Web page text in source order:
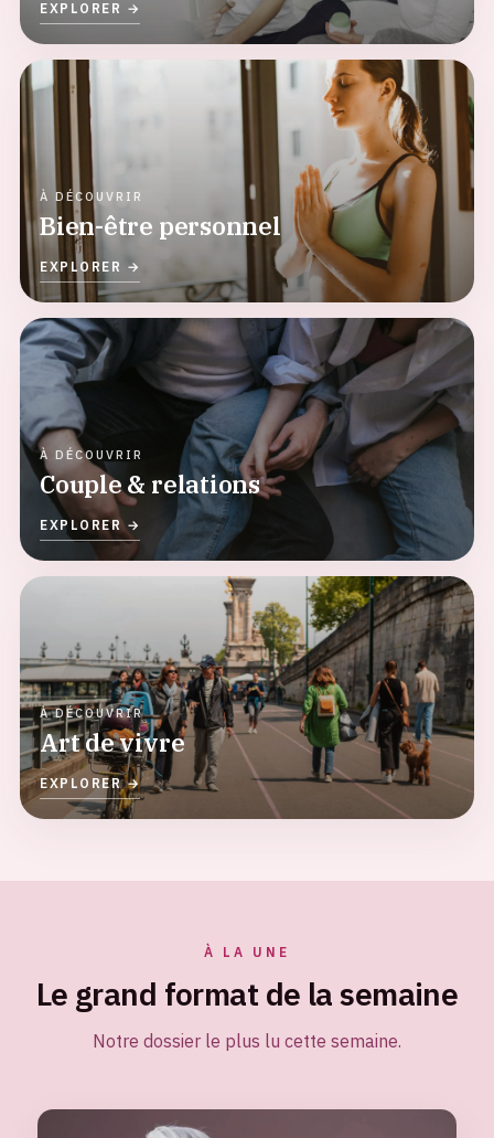
Bien-être personnel
Couple & relations
Art de vivre
À LA UNE
Le grand format de la semaine
Notre dossier le plus lu cette semaine.